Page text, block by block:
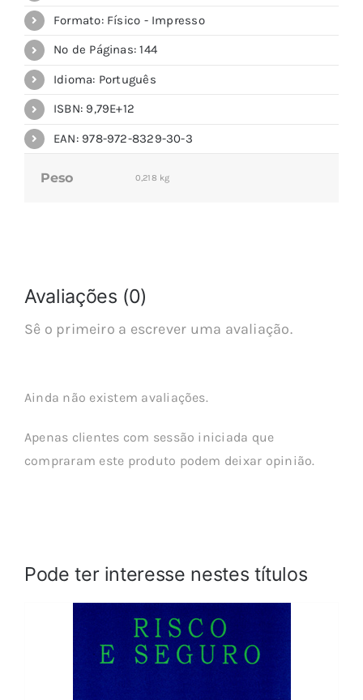
Formato: Físico - Impresso
Nº de Páginas: 144
Idioma: Português
ISBN: 9,79E+12
EAN: 978-972-8329-30-3
Peso 0,218 kg
Avaliações (0)
Sê o primeiro a escrever uma avaliação.
Ainda não existem avaliações.
Apenas clientes com sessão iniciada que
compraram este produto podem deixar opinião.
Pode ter interesse nestes títulos